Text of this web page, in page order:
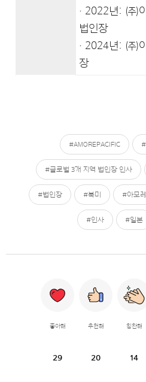
· 2022년: ㈜
법인장
· 2024년: ㈜
장
#AMOREPACIFIC
#글로벌 3개 지역 법인장 인사
#법인장 #북미 #아모
#인사 #일본
좋아해
29
추천해
20
칭찬해
14